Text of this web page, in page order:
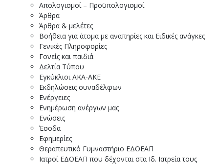
Απολογισμοί – Προϋπολογισμοί
Άρθρα
Άρθρα & μελέτες
Βοήθεια για άτομα με αναπηρίες και Ειδικές ανάγκες
Γενικές Πληροφορίες
Γονείς και παιδιά
Δελτία Τύπου
Εγκύκλιοι ΑΚΑ-ΑΚΕ
Εκδηλώσεις συναδέλφων
Ενέργειες
Ενημέρωση ανέργων μας
Ενώσεις
Έσοδα
Εφημερίες
Θεραπευτικό Γυμναστήριο ΕΔΟΕΑΠ
Ιατροί ΕΔΟΕΑΠ που δέχονται στα Ιδ. Ιατρεία τους